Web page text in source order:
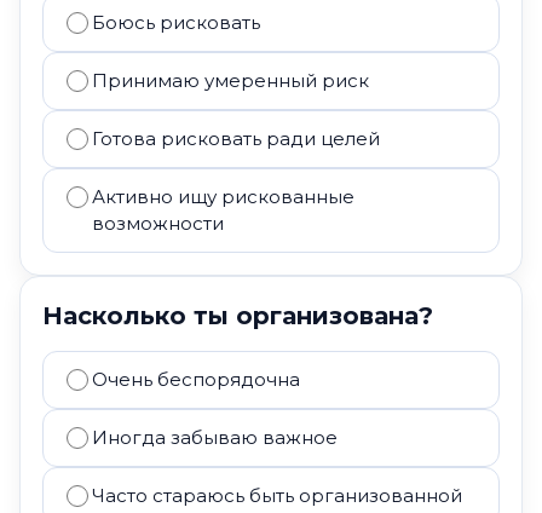
Боюсь рисковать
Принимаю умеренный риск
Готова рисковать ради целей
Активно ищу рискованные
возможности
Насколько ты организована?
Очень беспорядочна
Иногда забываю важное
Часто стараюсь быть организованной